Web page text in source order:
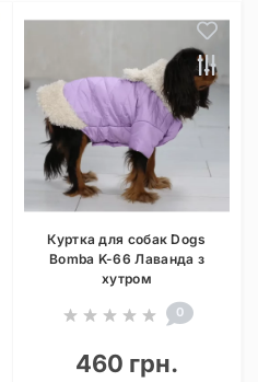
Куртка для собак Dogs
Bomba K-66 Лаванда з
хутром
0
460 грн.